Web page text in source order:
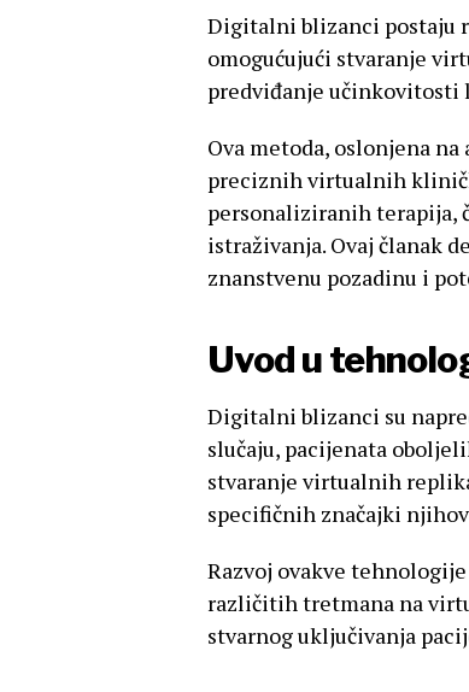
Digitalni blizanci postaju
omogućujući stvaranje
predviđanje učinkovitosti
Ova metoda, oslonjena
preciznih virtualnih
personaliziranih terapija,
istraživanja. Ovaj članak
znanstvenu pozadinu i
Uvod u
Digitalni blizanci su
slučaju, pacijenata
stvaranje virtualnih
specifičnih značajki
Razvoj ovakve
različitih tretmana na
stvarnog uključivanja